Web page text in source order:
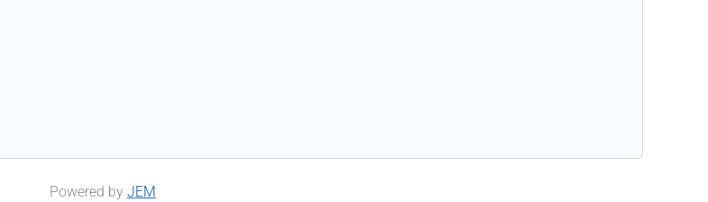
Powered by JEM